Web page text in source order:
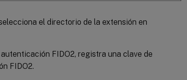
el directorio de la extensión en
FIDO2, registra una clave de
FIDO2.